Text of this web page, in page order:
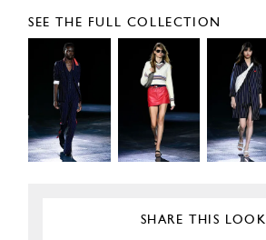
SEE THE FULL COLLECTION
SHARE THIS LOOK